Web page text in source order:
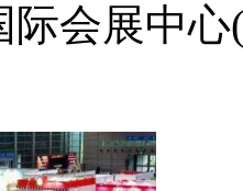
际会展中心